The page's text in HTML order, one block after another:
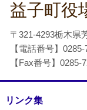
益子町役
〒321-4293栃木県
【電話番号】0285-
【Fax番号】0285-
リンク集